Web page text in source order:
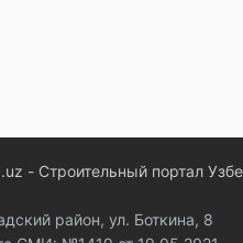
- Строительный портал
район, ул. Боткина, 8